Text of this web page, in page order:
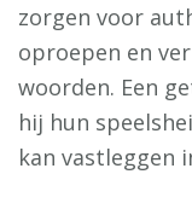
zorgen voor
oproepen en
woorden. Een
hij hun
kan vastleggen